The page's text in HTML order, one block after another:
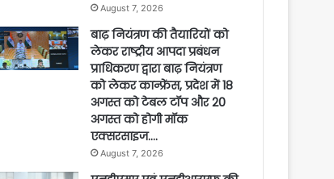
August 7, 2026
बाढ़ नियंत्रण की तैयारियों को
लेकर राष्ट्रीय आपदा प्रबंधन
प्राधिकरण द्वारा बाढ़ नियंत्रण
को लेकर कान्फ्रेंस, प्रदेश में 18
अगस्त को टेबल टॉप और 20
अगस्त को होगी मॉक
एक्सरसाइज….
August 7, 2026